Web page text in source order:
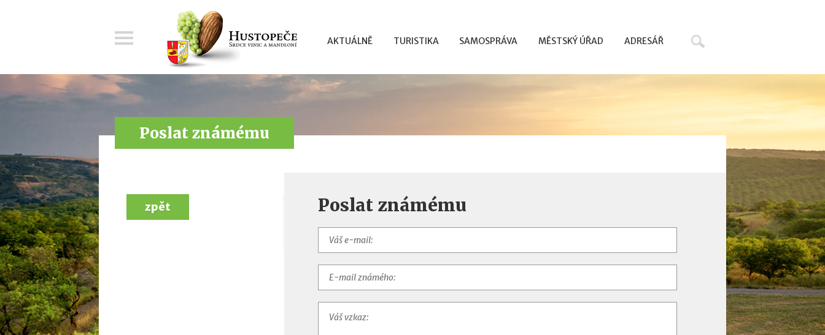
AKTUÁLNĚ TURISTIKA SAMOSPRÁVA MĚSTSKÝ ÚŘAD ADRESÁŘ
Poslat známému
Poslat známému
zpět